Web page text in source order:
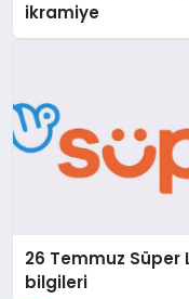
ikramiye
26 Temmuz Süper
bilgileri